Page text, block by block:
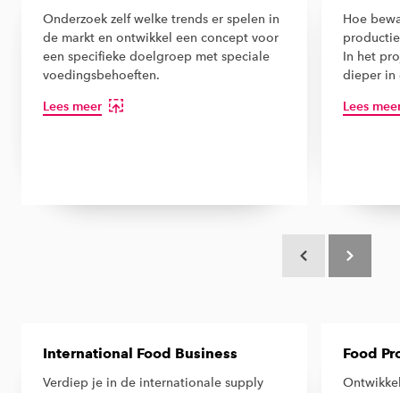
Onderzoek zelf welke trends er spelen in
de markt en ontwikkel een concept voor
een specifieke doelgroep met speciale
voedingsbehoeften.
Lees meer
Hoe
In het
dieper in
Lees
International Food Business
Verdiep je in de internationale supply
Food